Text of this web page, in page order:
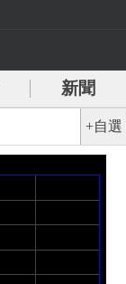
新聞
+自選